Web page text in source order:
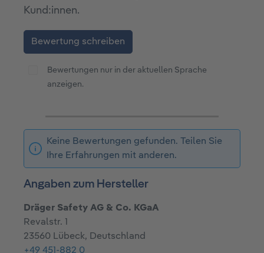
Kund:innen.
Bewertung schreiben
Bewertungen nur in der aktuellen Sprache
anzeigen.
Keine Bewertungen gefunden. Teilen Sie
Ihre Erfahrungen mit anderen.
Angaben zum Hersteller
Dräger Safety AG & Co. KGaA
Revalstr. 1
23560 Lübeck, Deutschland
+49 451-882 0